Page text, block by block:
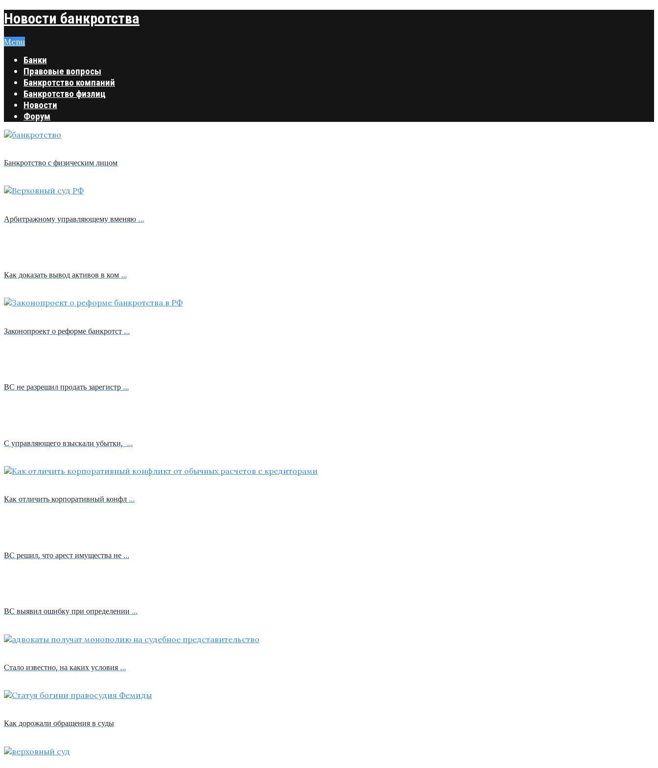
Новости банкротства
Menu
Банки
Правовые вопросы
Банкротство компаний
Банкротство физлиц
Новости
Форум
Банкротство с физическим лицом
Арбитражному управляющему вменяю …
Как доказать вывод активов в ком …
Законопроект о реформе банкротст …
ВС не разрешил продать зарегистр …
С управляющего взыскали убытки, …
Как отличить корпоративный конфл …
ВС решил, что арест имущества не …
ВС выявил ошибку при определении …
Стало известно, на каких условия …
Как дорожали обращения в суды